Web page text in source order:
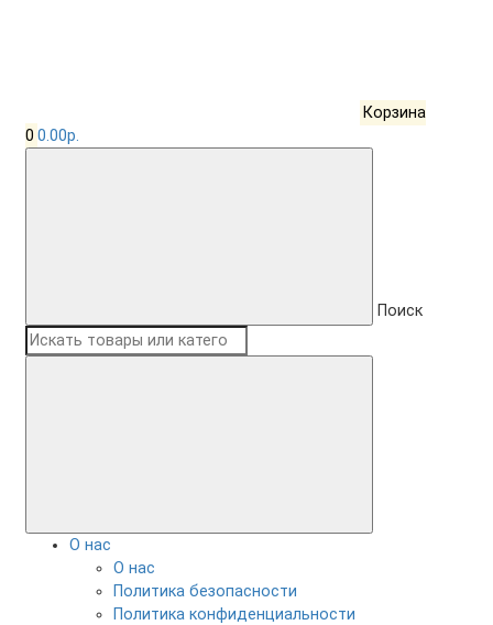
Корзина
0 0.00р.
Поиск
О нас
О нас
Политика безопасности
Политика конфиденциальности